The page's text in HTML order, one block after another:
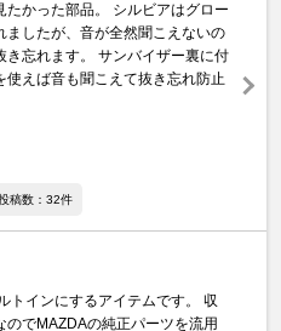
たかった部品。 シルビアはグロー
ましたが、音が全然聞こえないの
き忘れます。 サンバイザー裏に付
使えば音も聞こえて抜き忘れ防止
稿数：32件
トインにするアイテムです。 収
のでMAZDAの純正パーツを流用